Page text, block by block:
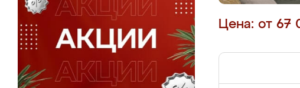
Цена: от 67